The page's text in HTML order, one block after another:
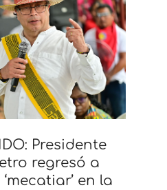
Presidente
regresó a
en la